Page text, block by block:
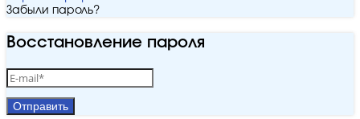
Забыли пароль?
Восстановление пароля
Отправить